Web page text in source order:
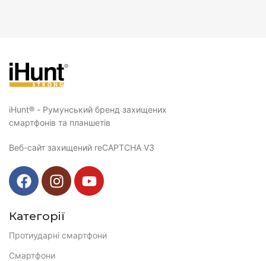
iHunt® - Румунський бренд захищених
смартфонів та планшетів
Веб-сайт захищений reCAPTCHA V3
Категорії
Протиударні смартфони
Смартфони